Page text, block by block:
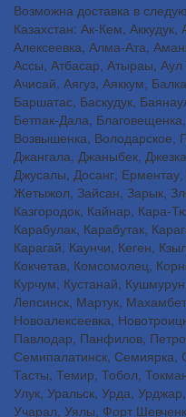
Возможна доставка в
Казахстан: Ак-Кем,
Алексеевка, Алма-Ата,
Ассы, Атбасар, Атыраы,
Ачисай, Аягуз, Аяккум,
Баршатас, Баскудук,
Бетпак-Дала,
Возвышенка,
Джангала, Джаныбек,
Джусалы, Досанг,
Жетыжол, Зайсан, Зарык,
Казгородок, Кайнар, Кара-
Карабулак, Карабутак,
Карагай, Каунчи, Кеген,
Кокчетав, Комсомолец,
Курчум, Кустанай,
Лепсинск, Мартук,
Новоалексеевка,
Павлодар, Панфилов,
Семипалатинск, Семиярка,
Тасты, Темир, Тобол,
Улук, Уральск, Урда,
Учарал, Уялы, Форт